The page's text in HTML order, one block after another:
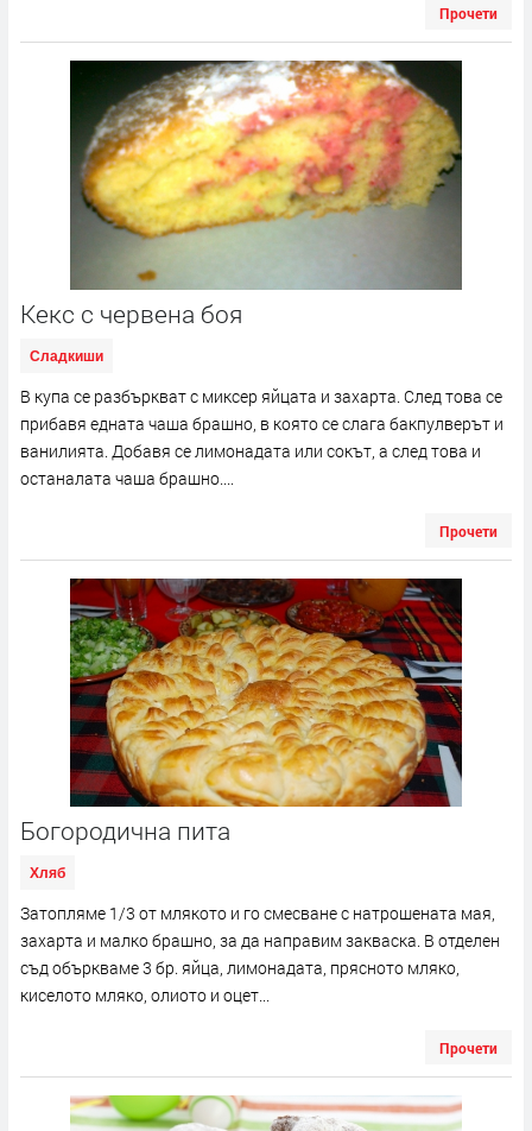
Прочети
Кекс с червена боя
Сладкиши
В купа се разбъркват с миксер яйцата и захарта. След това се
прибавя едната чаша брашно, в която се слага бакпулверът и
ванилията. Добавя се лимонадата или сокът, а след това и
останалата чаша брашно....
Прочети
Богородична пита
Хляб
Затопляме 1/3 от млякото и го смесване с натрошената мая,
захарта и малко брашно, за да направим закваска. В отделен
съд объркваме 3 бр. яйца, лимонадата, прясното мляко,
киселото мляко, олиото и оцет...
Прочети